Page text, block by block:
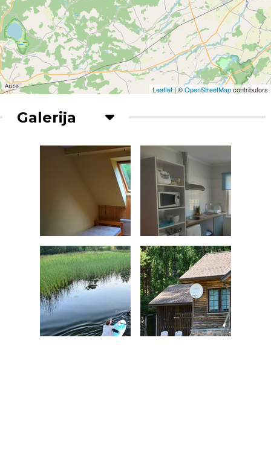
Leaflet | ©OpenStreetMapcontributors
Galerija